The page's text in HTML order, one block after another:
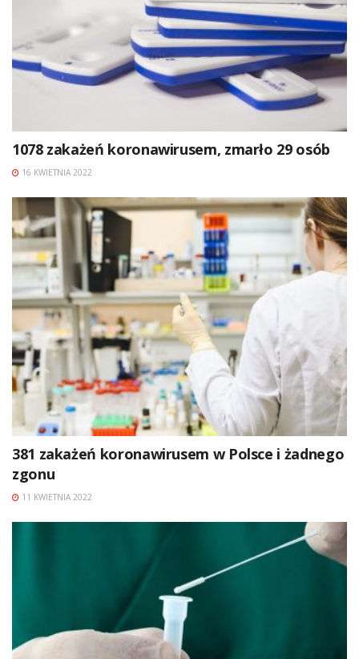
1078 zakażeń koronawirusem, zmarło 29 osób
16 KWIETNIA 2022
381 zakażeń koronawirusem w Polsce i żadnego
zgonu
11 KWIETNIA 2022